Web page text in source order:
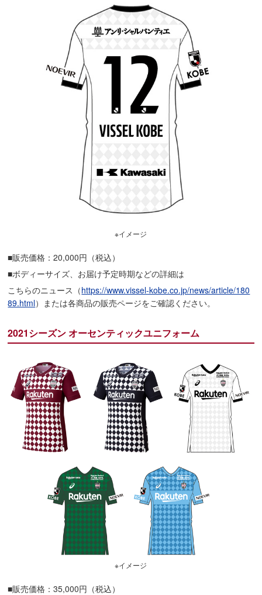
※イメージ
■販売価格：20,000円（税込）
■ボディーサイズ、お届け予定時期などの詳細は
こちらのニュース（https://www.vissel-kobe.co.jp/news/article/180
89.html）または各商品の販売ページをご確認ください。
2021シーズン オーセンティックユニフォーム
※イメージ
■販売価格：35,000円（税込）